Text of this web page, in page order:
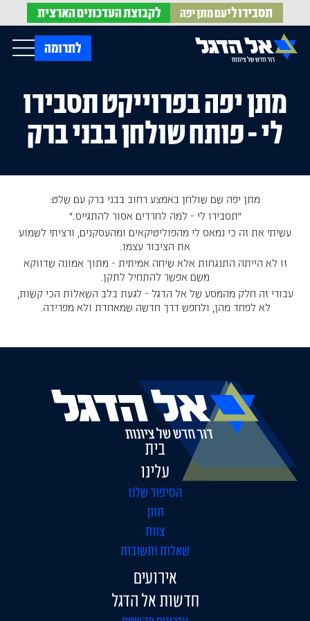
תסבירו ליעם מתן יפה לקבוצתהעדכונים הארצית
בית
עלינו
אירועים
חדשות אל הדגל
עדכונים מהשטח
הופעות בתקשורת
צרו קשר
לתרומה Menu
מתן יפה בפרוייקט תסבירו
לי - פותח שולחן בבני ברק
מתן יפה שם שולחן באמצע רחוב בבני ברק עם שלט:
"תסבירו לי - למה לחרדים אסור להתגייס."
עשיתי את זה כי נמאס לי מהפוליטיקאים ומהעסקנים, ורציתי לשמוע
את הציבור עצמו.
זו לא הייתה התנגחות אלא שיחה אמיתית - מתוך אמונה שדווקא
משם אפשר להתחיל לתקן.
עבורי זה חלק מהמסע של אל הדגל - לגעת בלב השאלות הכי קשות,
לא לפחד מהן, ולחפש דרך חדשה שמאחדת ולא מפרידה.
בית
עלינו
הסיפור שלנו
חזון
צוות
שאלות ותשובות
אירועים
חדשות אל הדגל